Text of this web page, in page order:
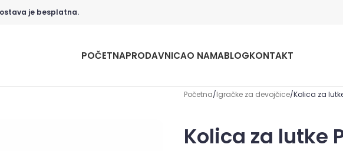
je besplatna.
POČETNAPRODAVNICAO NAMABLOGKONTAKT
Početna Igračke za devojčice Kolica za
Kolica za lutke